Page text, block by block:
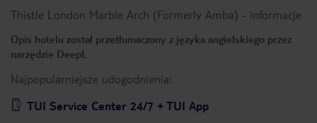
Thistle London Marble Arch (Formerly Amba) - informacje
Opis hotelu został przetłumaczony z języka angielskiego przez
narzędzie DeepL
Najpopularniejsze udogodnienia:
TUI Service Center 24/7 + TUI App